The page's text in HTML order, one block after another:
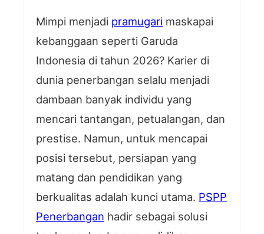
Mimpi menjadi pramugari maskapai
kebanggaan seperti Garuda
Indonesia di tahun 2026? Karier di
dunia penerbangan selalu menjadi
dambaan banyak individu yang
mencari tantangan, petualangan, dan
prestise. Namun, untuk mencapai
posisi tersebut, persiapan yang
matang dan pendidikan yang
berkualitas adalah kunci utama. PSPP
Penerbangan hadir sebagai solusi